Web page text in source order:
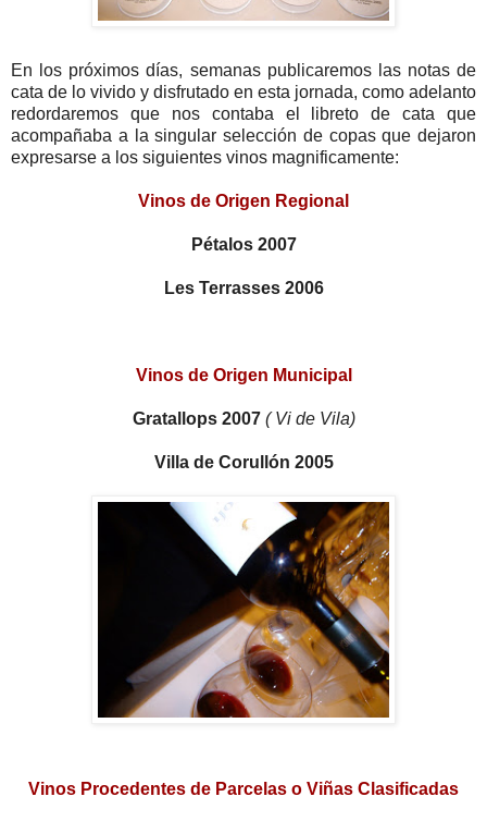
En los próximos días, semanas publicaremos las notas de
cata de lo vivido y disfrutado en esta jornada, como adelanto
redordaremos que nos contaba el libreto de cata que
acompañaba a la singular selección de copas que dejaron
expresarse a los siguientes vinos magnificamente:
Vinos de Origen Regional
Pétalos 2007
Les Terrasses 2006
Vinos de Origen Municipal
Gratallops 2007( Vi de Vila)
Villa de Corullón 2005
Vinos Procedentes de Parcelas o Viñas Clasificadas